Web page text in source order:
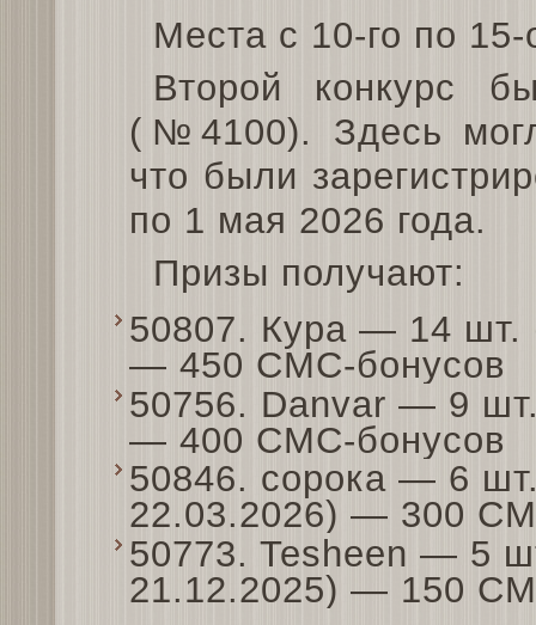
Места с 10-го по
Второй конкурс
(№4100). Здесь
что были
по 1 мая 2026 года.
Призы получают:
50807. Кура — 14 шт.
— 450 СМС-бонусов
50756. Danvar — 9 шт.
— 400 СМС-бонусов
50846. сорока — 6
22.03.2026) — 300
50773. Tesheen — 5
21.12.2025) — 150